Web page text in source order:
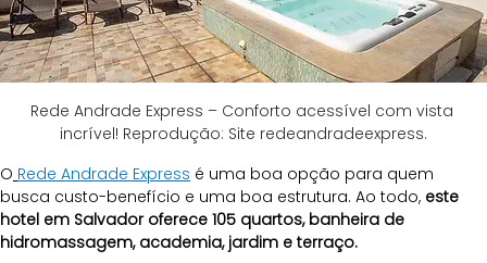
Rede Andrade Express – Conforto acessível com vista
incrível! Reprodução: Site redeandradeexpress.
O Rede Andrade Express é uma boa opção para quem
busca custo-benefício e uma boa estrutura. Ao todo, este
hotel em Salvador oferece 105 quartos, banheira de
hidromassagem, academia, jardim e terraço.